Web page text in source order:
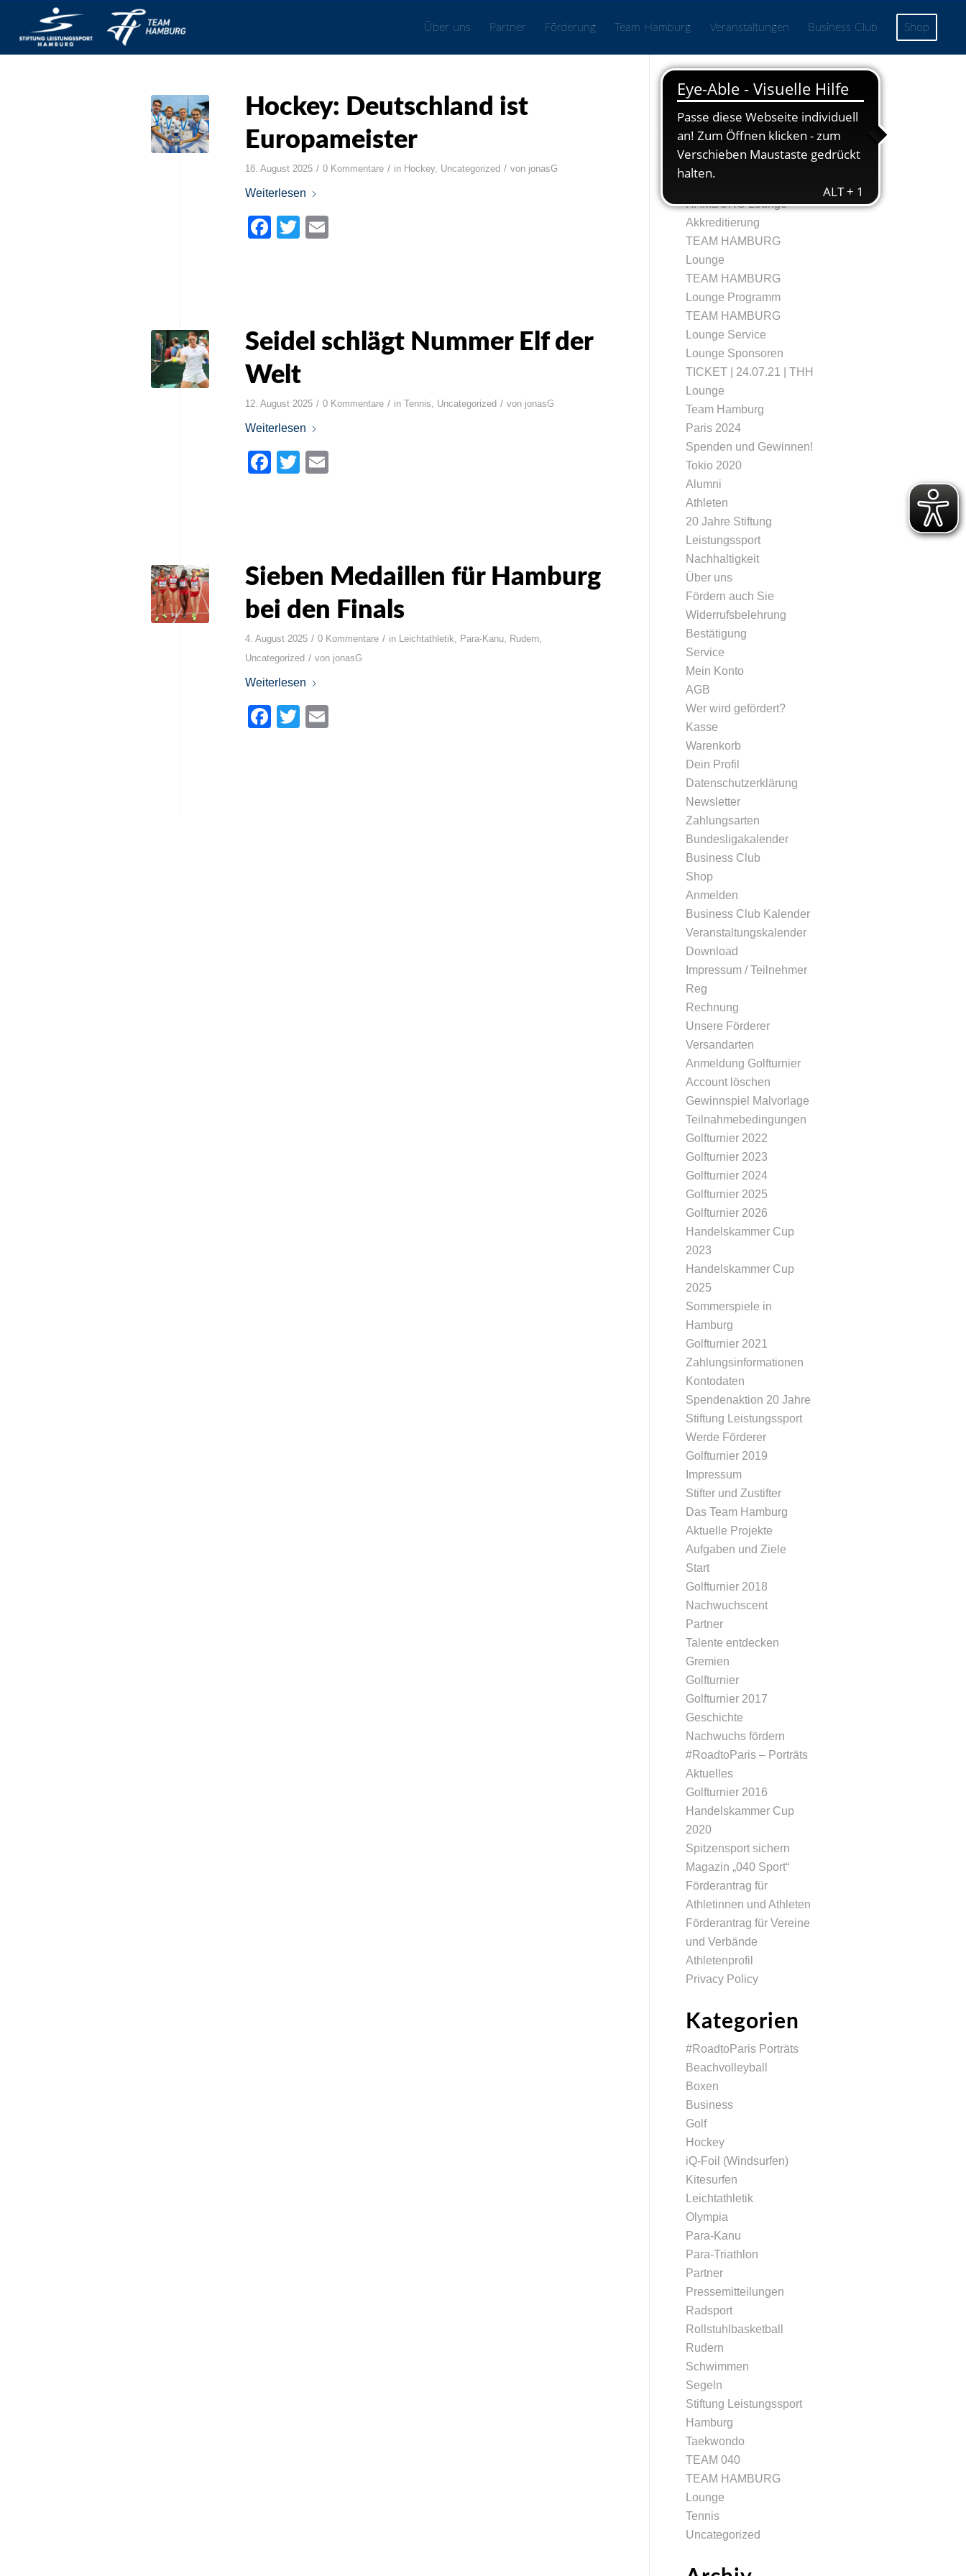
Über uns Partner Förderung Team Hamburg Veranstaltungen Business Club Shop
Hockey: Deutschland ist
Europameister
18. August 2025 / 0 Kommentare / in Hockey, Uncategorized / von jonasG
Weiterlesen
Facebook
Twitter
Seidel schlägt Nummer Elf der
Welt
12. August 2025 / 0 Kommentare / in Tennis, Uncategorized / von jonasG
Weiterlesen
Facebook
Twitter
Sieben Medaillen für Hamburg
bei den Finals
4. August 2025 / 0 Kommentare / in Leichtathletik, Para-Kanu, Rudern,
Uncategorized / von jonasG
Weiterlesen
Facebook
Twitter
Seiten
Echtheit von
Bewertungen
TRegistrierung
HAMBURG Lounge
Akkreditierung
TEAM HAMBURG
Lounge
TEAM HAMBURG
Lounge Programm
TEAM HAMBURG
Lounge Service
Lounge Sponsoren
TICKET | 24.07.21 | THH
Lounge
Team Hamburg
Paris 2024
Spenden und Gewinnen!
Tokio 2020
Alumni
Athleten
20 Jahre Stiftung
Leistungssport
Nachhaltigkeit
Über uns
Fördern auch Sie
Widerrufsbelehrung
Bestätigung
Service
Mein Konto
AGB
Wer wird gefördert?
Kasse
Warenkorb
Dein Profil
Datenschutzerklärung
Newsletter
Zahlungsarten
Bundesligakalender
Business Club
Shop
Anmelden
Business Club Kalender
Veranstaltungskalender
Download
Impressum / Teilnehmer
Reg
Rechnung
Unsere Förderer
Versandarten
Anmeldung Golfturnier
Account löschen
Gewinnspiel Malvorlage
Teilnahmebedingungen
Golfturnier 2022
Golfturnier 2023
Golfturnier 2024
Golfturnier 2025
Golfturnier 2026
Handelskammer Cup
2023
Handelskammer Cup
2025
Sommerspiele in
Hamburg
Golfturnier 2021
Zahlungsinformationen
Kontodaten
Spendenaktion 20 Jahre
Stiftung Leistungssport
Werde Förderer
Golfturnier 2019
Impressum
Stifter und Zustifter
Das Team Hamburg
Aktuelle Projekte
Aufgaben und Ziele
Start
Golfturnier 2018
Nachwuchscent
Partner
Talente entdecken
Gremien
Golfturnier
Golfturnier 2017
Geschichte
Nachwuchs fördern
#RoadtoParis – Porträts
Aktuelles
Golfturnier 2016
Handelskammer Cup
2020
Spitzensport sichern
Magazin „040 Sport“
Förderantrag für
Athletinnen und Athleten
Förderantrag für Vereine
und Verbände
Athletenprofil
Privacy Policy
Kategorien
#RoadtoParis Porträts
Beachvolleyball
Boxen
Business
Golf
Hockey
iQ-Foil (Windsurfen)
Kitesurfen
Leichtathletik
Olympia
Para-Kanu
Para-Triathlon
Partner
Pressemitteilungen
Radsport
Rollstuhlbasketball
Rudern
Schwimmen
Segeln
Stiftung Leistungssport
Hamburg
Taekwondo
TEAM 040
TEAM HAMBURG
Lounge
Tennis
Uncategorized